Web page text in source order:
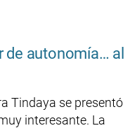
de autonomía… al
Tindaya se presentó
interesante. La